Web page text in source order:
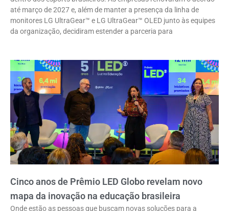
até março de 2027 e, além de manter a presença da linha de
monitores LG UltraGear™ e LG UltraGear™ OLED junto às equipes
da organização, decidiram estender a parceria para
Cinco anos de Prêmio LED Globo revelam novo
mapa da inovação na educação brasileira
Onde estão as pessoas que buscam novas soluções para a